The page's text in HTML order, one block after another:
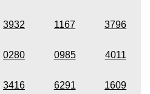
3932 1167 3796
0280 0985 4011
3416 6291 1609